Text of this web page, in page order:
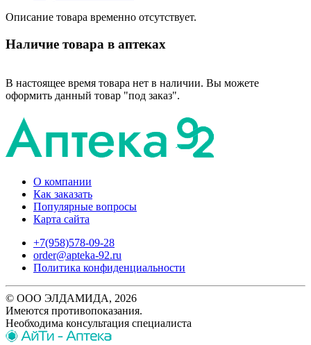
Описание товара временно отсутствует.
Наличие товара в аптеках
В настоящее время товара нет в наличии. Вы можете
оформить данный товар "под заказ".
О компании
Как заказать
Популярные вопросы
Карта сайта
+7(958)578-09-28
order@apteka-92.ru
Политика конфиденциальности
© ООО ЭЛДАМИДА, 2026
Имеются противопоказания.
Необходима консультация специалиста